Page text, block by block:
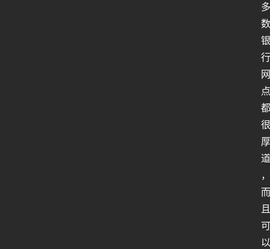
多
数
银
行
网
点
都
很
厚
道
，
而
且
可
以